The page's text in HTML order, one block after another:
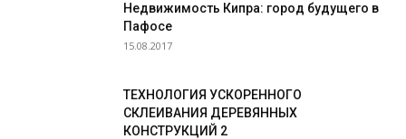
Недвижимость Кипра: город будущего в
Пафосе
15.08.2017
ТЕХНОЛОГИЯ УСКОРЕННОГО
СКЛЕИВАНИЯ ДЕРЕВЯННЫХ
КОНСТРУКЦИЙ 2